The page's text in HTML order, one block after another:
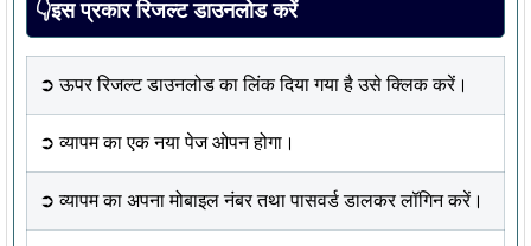
👇इस प्रकार रिजल्ट डाउनलोड करें
➲ ऊपर रिजल्ट डाउनलोड का लिंक दिया गया है उसे क्लिक करें।
➲ व्यापम का एक नया पेज ओपन होगा।
➲ व्यापम का अपना मोबाइल नंबर तथा पासवर्ड डालकर लॉगिन करें।